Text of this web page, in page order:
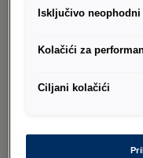
Sistem za
Električna
Isključivo
Kolačići za
Ciljani kolačići